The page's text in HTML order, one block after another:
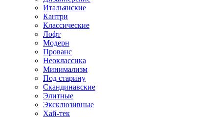
Итальянские
Кантри
Классические
Лофт
Модерн
Прованс
Неоклассика
Минимализм
Под старину
Скандинавские
Элитные
Эксклюзивные
Хай-тек